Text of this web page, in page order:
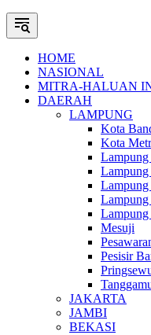
HOME
NASIONAL
MITRA-HALUAN
DAERAH
LAMPUNG
Kota
Kota
Lampung
Lampung
Lampung
Lampung
Mesuji
Pesisir
JAKARTA
JAMBI
BEKASI